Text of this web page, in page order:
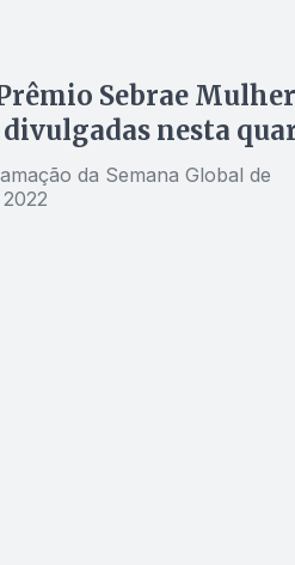
Sebrae
nesta
da Semana Global de